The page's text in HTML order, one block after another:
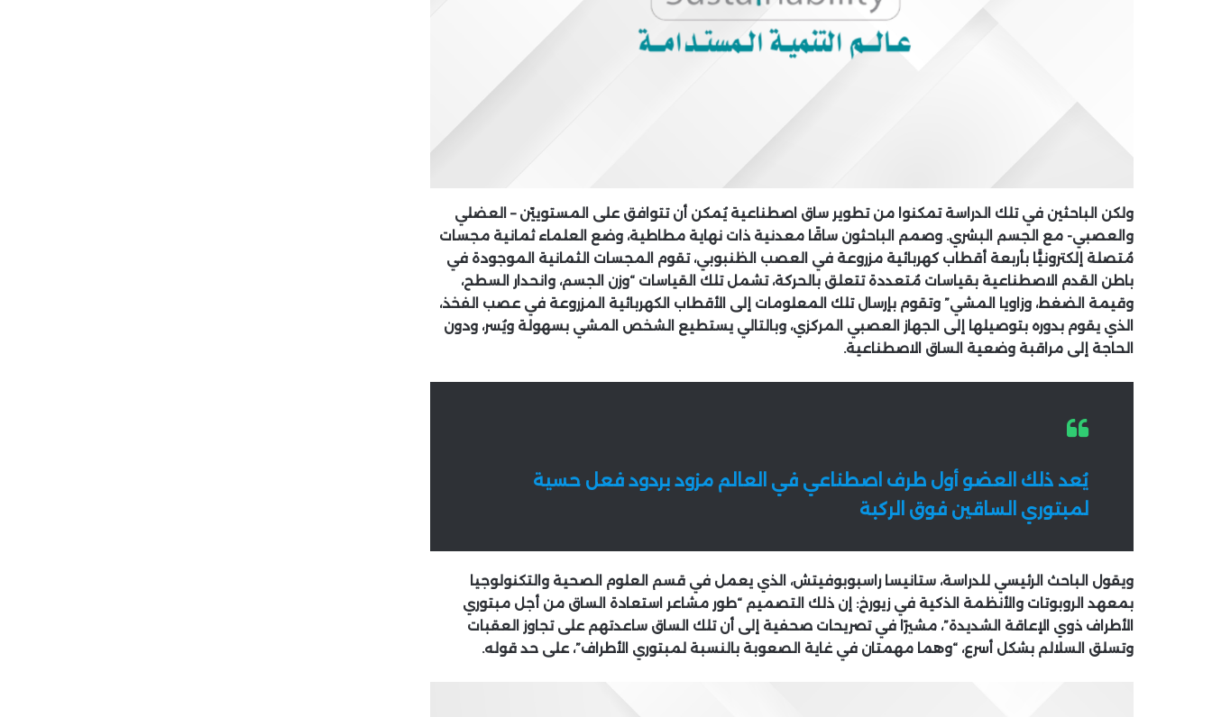
ولكن الباحثين في تلك الدراسة تمكنوا من تطوير ساق اصطناعية يُمكن أن تتوافق على المستوييّن – العضلي
والعصبي- مع الجسم البشري. وصمم الباحثون ساقًا معدنية ذات نهاية مطاطية، وضع العلماء ثمانية مجسات
مُتصلة إلكترونيًّا بأربعة أقطاب كهربائية مزروعة في العصب الظنبوبي، تقوم المجسات الثمانية الموجودة في
باطن القدم الاصطناعية بقياسات مُتعددة تتعلق بالحركة، تشمل تلك القياسات “وزن الجسم، وانحدار السطح،
وقيمة الضغط، وزاويا المشي” وتقوم بإرسال تلك المعلومات إلى الأقطاب الكهربائية المزروعة في عصب الفخذ،
الذي يقوم بدوره بتوصيلها إلى الجهاز العصبي المركزي، وبالتالي يستطيع الشخص المشي بسهولة ويُسر، ودون
الحاجة إلى مراقبة وضعية الساق الاصطناعية.
يُعد ذلك العضو أول طرف اصطناعي في العالم مزود بردود فعل حسية
لمبتوري الساقين فوق الركبة
ويقول الباحث الرئيسي للدراسة، ستانيسا راسبوبوفيتش، الذي يعمل في قسم العلوم الصحية والتكنولوجيا
بمعهد الروبوتات والأنظمة الذكية في زيورخ: إن ذلك التصميم “طور مشاعر استعادة الساق من أجل مبتوري
الأطراف ذوي الإعاقة الشديدة”، مشيرًا في تصريحات صحفية إلى أن تلك الساق ساعدتهم على تجاوز العقبات
وتسلق السلالم بشكل أسرع، “وهما مهمتان في غاية الصعوبة بالنسبة لمبتوري الأطراف”، على حد قوله.